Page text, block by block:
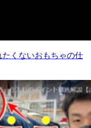
たくないおもちゃの仕